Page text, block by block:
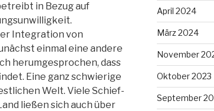
in Bezug auf
Integration von
einmal eine andere
herumgesprochen, dass
Eine ganz schwierige
Welt. Viele Schief-
ließen sich auch über
April 2024
März 2024
November
Oktober 2023
September